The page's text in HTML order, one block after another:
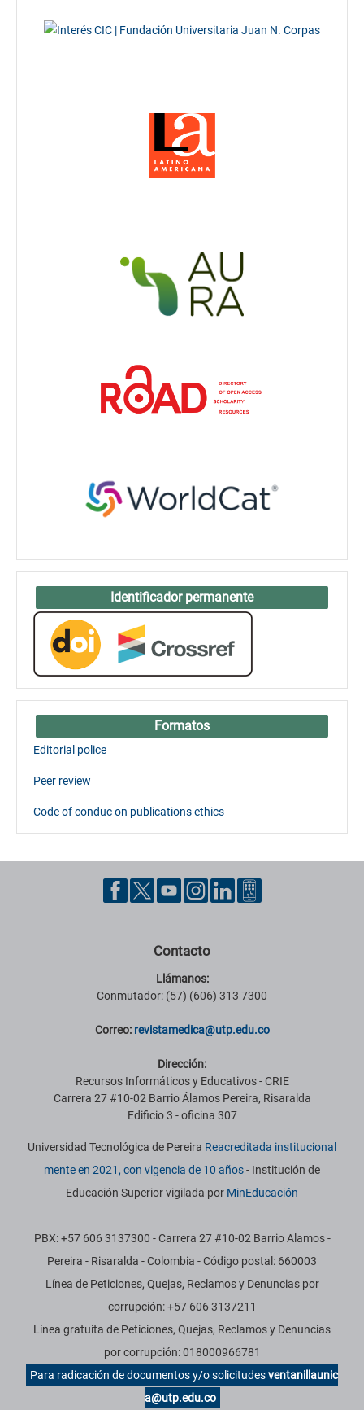
Identificador permanente
Formatos
Editorial police
Peer review
Code of conduc on publications ethics
Contacto
Llámanos:
Conmutador: (57) (606) 313 7300
Correo: revistamedica@utp.edu.co
Dirección:
Recursos Informáticos y Educativos - CRIE
Carrera 27 #10-02 Barrio Álamos Pereira, Risaralda
Edificio 3 - oficina 307
Universidad Tecnológica de Pereira Reacreditada institucional
mente en 2021, con vigencia de 10 años- Institución de
Educación Superior vigilada por MinEducación
PBX: +57 606 3137300 - Carrera 27 #10-02 Barrio Alamos -
Pereira - Risaralda - Colombia - Código postal: 660003
Línea de Peticiones, Quejas, Reclamos y Denuncias por
corrupción: +57 606 3137211
Línea gratuita de Peticiones, Quejas, Reclamos y Denuncias
por corrupción: 018000966781
Para radicación de documentos y/o solicitudesventanillaunic
a@utp.edu.co